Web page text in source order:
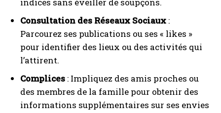
Consultation des Réseaux Sociaux :
Parcourez ses publications ou ses « likes »
pour identifier des lieux ou des activités qui
l’attirent.
Complices : Impliquez des amis proches ou
des membres de la famille pour obtenir des
informations supplémentaires sur ses envies